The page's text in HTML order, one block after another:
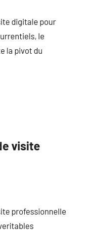
digitale pour
le
la pivot du
visite
professionnelle